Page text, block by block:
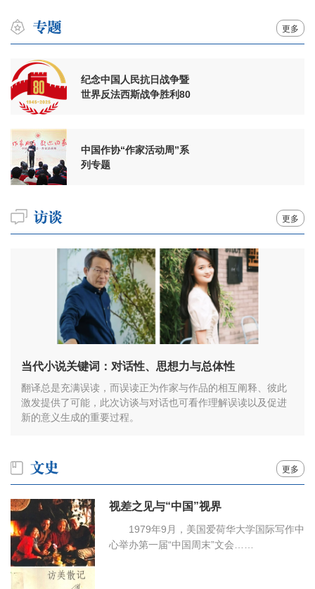
更多
纪念中国人民抗日战争暨
世界反法西斯战争胜利80
中国作协“作家活动周”系
列专题
更多
当代小说关键词：对话性、思想力与总体性
翻译总是充满误读，而误读正为作家与作品的相互阐释、彼此
激发提供了可能，此次访谈与对话也可看作理解误读以及促进
新的意义生成的重要过程。
更多
视差之见与“中国”视界
1979年9月，美国爱荷华大学国际写作中
心举办第一届“中国周末”文会……